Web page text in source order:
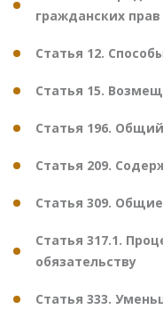
гражданских прав
Статья 12.
Статья 15.
Статья 196.
Статья 209.
Статья 309.
Статья 317.1.
обязательству
Статья 333.